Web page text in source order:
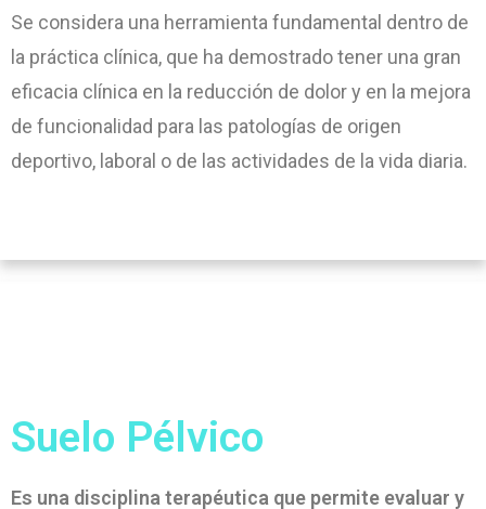
Se considera una herramienta fundamental dentro de
la práctica clínica, que ha demostrado tener una gran
eficacia clínica en la reducción de dolor y en la mejora
de funcionalidad para las patologías de origen
deportivo, laboral o de las actividades de la vida diaria.
Suelo Pélvico
Es una disciplina terapéutica que permite evaluar y